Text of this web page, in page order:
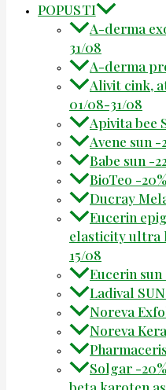
POPUSTI
A-derma
31/08
A-derma
Alivit cink,
01/08-31/08
Apivita bee
Avene sun -
Babe sun -
BioTeo -
Ducray
Eucerin
elasticity ultra
15/08
Eucerin sun
Ladival
Noreva
Noreva
Solgar -